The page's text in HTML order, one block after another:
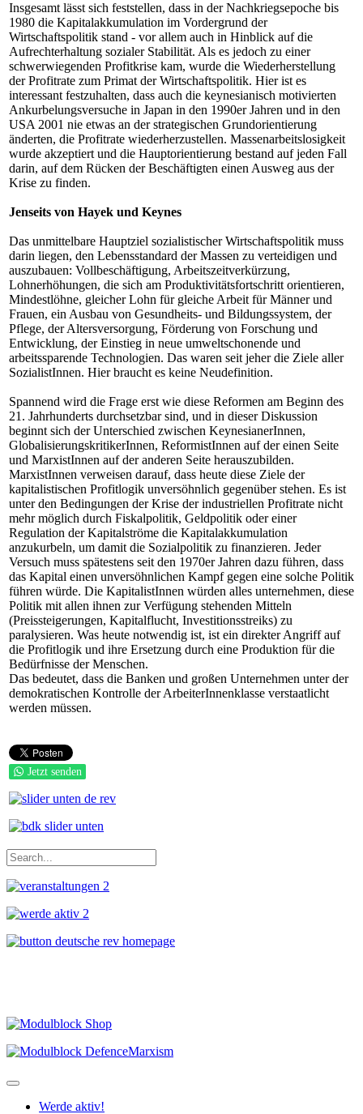
Insgesamt lässt sich feststellen, dass in der Nachkriegsepoche bis
1980 die Kapitalakkumulation im Vordergrund der
Wirtschaftspolitik stand - vor allem auch in Hinblick auf die
Aufrechterhaltung sozialer Stabilität. Als es jedoch zu einer
schwerwiegenden Profitkrise kam, wurde die Wiederherstellung
der Profitrate zum Primat der Wirtschaftspolitik. Hier ist es
interessant festzuhalten, dass auch die keynesianisch motivierten
Ankurbelungsversuche in Japan in den 1990er Jahren und in den
USA 2001 nie etwas an der strategischen Grundorientierung
änderten, die Profitrate wiederherzustellen. Massenarbeitslosigkeit
wurde akzeptiert und die Hauptorientierung bestand auf jeden Fall
darin, auf dem Rücken der Beschäftigten einen Ausweg aus der
Krise zu finden.
Jenseits von Hayek und Keynes
Das unmittelbare Hauptziel sozialistischer Wirtschaftspolitik muss
darin liegen, den Lebensstandard der Massen zu verteidigen und
auszubauen: Vollbeschäftigung, Arbeitszeitverkürzung,
Lohnerhöhungen, die sich am Produktivitätsfortschritt orientieren,
Mindestlöhne, gleicher Lohn für gleiche Arbeit für Männer und
Frauen, ein Ausbau von Gesundheits- und Bildungssystem, der
Pflege, der Altersversorgung, Förderung von Forschung und
Entwicklung, der Einstieg in neue umweltschonende und
arbeitssparende Technologien. Das waren seit jeher die Ziele aller
SozialistInnen. Hier braucht es keine Neudefinition.
Spannend wird die Frage erst wie diese Reformen am Beginn des
21. Jahrhunderts durchsetzbar sind, und in dieser Diskussion
beginnt sich der Unterschied zwischen KeynesianerInnen,
GlobalisierungskritikerInnen, ReformistInnen auf der einen Seite
und MarxistInnen auf der anderen Seite herauszubilden.
MarxistInnen verweisen darauf, dass heute diese Ziele der
kapitalistischen Profitlogik unversöhnlich gegenüber stehen. Es ist
unter den Bedingungen der Krise der industriellen Profitrate nicht
mehr möglich durch Fiskalpolitik, Geldpolitik oder einer
Regulation der Kapitalströme die Kapitalakkumulation
anzukurbeln, um damit die Sozialpolitik zu finanzieren. Jeder
Versuch muss spätestens seit den 1970er Jahren dazu führen, dass
das Kapital einen unversöhnlichen Kampf gegen eine solche Politik
führen würde. Die KapitalistInnen würden alles unternehmen, diese
Politik mit allen ihnen zur Verfügung stehenden Mitteln
(Preissteigerungen, Kapitalflucht, Investitionsstreiks) zu
paralysieren. Was heute notwendig ist, ist ein direkter Angriff auf
die Profitlogik und ihre Ersetzung durch eine Produktion für die
Bedürfnisse der Menschen.
Das bedeutet, dass die Banken und großen Unternehmen unter der
demokratischen Kontrolle der ArbeiterInnenklasse verstaatlicht
werden müssen.
Jetzt senden
Werde aktiv!